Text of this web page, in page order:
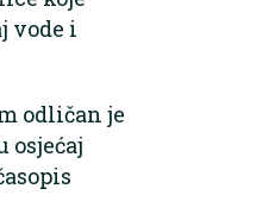
vode i
odličan je
osjećaj